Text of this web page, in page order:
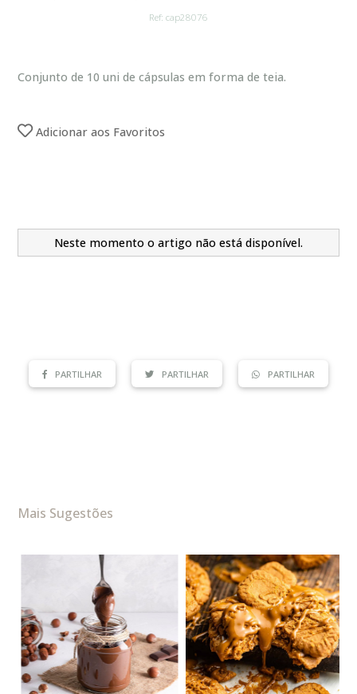
Ref: cap28076
Conjunto de 10 uni de cápsulas em forma de teia.
Adicionar aos Favoritos
Neste momento o artigo não está disponível.
PARTILHAR PARTILHAR PARTILHAR
Mais Sugestões